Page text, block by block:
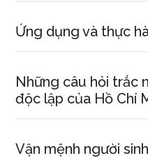
Ứng dụng và thực
Những câu hỏi trắc
độc lập của Hồ Chí
Vận mệnh người